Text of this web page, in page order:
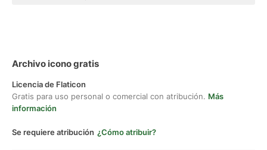
Archivo icono gratis
Licencia de Flaticon
Gratis para uso personal o comercial con atribución. Más
información
Se requiere atribución ¿Cómo atribuir?